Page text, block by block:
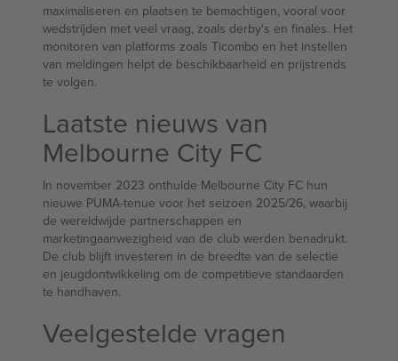
maximaliseren en plaatsen te bemachtigen, vooral voor
wedstrijden met veel vraag, zoals derby's en finales. Het
monitoren van platforms zoals Ticombo en het instellen
van meldingen helpt de beschikbaarheid en prijstrends
te volgen.
Laatste nieuws van
Melbourne City FC
In november 2023 onthulde Melbourne City FC hun
nieuwe PUMA-tenue voor het seizoen 2025/26, waarbij
de wereldwijde partnerschappen en
marketingaanwezigheid van de club werden benadrukt.
De club blijft investeren in de breedte van de selectie
en jeugdontwikkeling om de competitieve standaarden
te handhaven.
Veelgestelde vragen